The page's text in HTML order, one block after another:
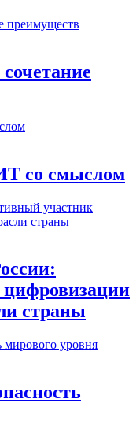
со смыслом
страны